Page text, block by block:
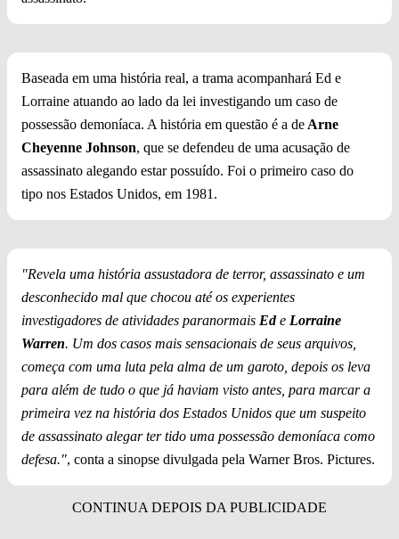
Baseada em uma história real, a trama acompanhará Ed e
Lorraine atuando ao lado da lei investigando um caso de
possessão demoníaca. A história em questão é a de Arne
Cheyenne Johnson, que se defendeu de uma acusação de
assassinato alegando estar possuído. Foi o primeiro caso do
tipo nos Estados Unidos, em 1981.
"Revela uma história assustadora de terror, assassinato e um
desconhecido mal que chocou até os experientes
investigadores de atividades paranormais Ede Lorraine
Warren. Um dos casos mais sensacionais de seus arquivos,
começa com uma luta pela alma de um garoto, depois os leva
para além de tudo o que já haviam visto antes, para marcar a
primeira vez na história dos Estados Unidos que um suspeito
de assassinato alegar ter tido uma possessão demoníaca como
defesa.", conta a sinopse divulgada pela Warner Bros. Pictures.